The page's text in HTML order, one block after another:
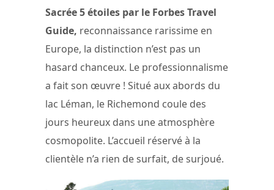
Sacrée 5 étoiles par le Forbes Travel
Guide, reconnaissance rarissime en
Europe, la distinction n’est pas un
hasard chanceux. Le professionnalisme
a fait son œuvre ! Situé aux abords du
lac Léman, le Richemond coule des
jours heureux dans une atmosphère
cosmopolite. L’accueil réservé à la
clientèle n’a rien de surfait, de surjoué.